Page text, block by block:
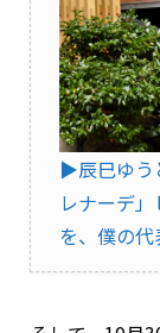
▶︎辰巳ゆう
レナーデ
を、僕の代